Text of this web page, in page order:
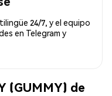
24/7, y el equipo
en Telegram y
(GUMMY) de